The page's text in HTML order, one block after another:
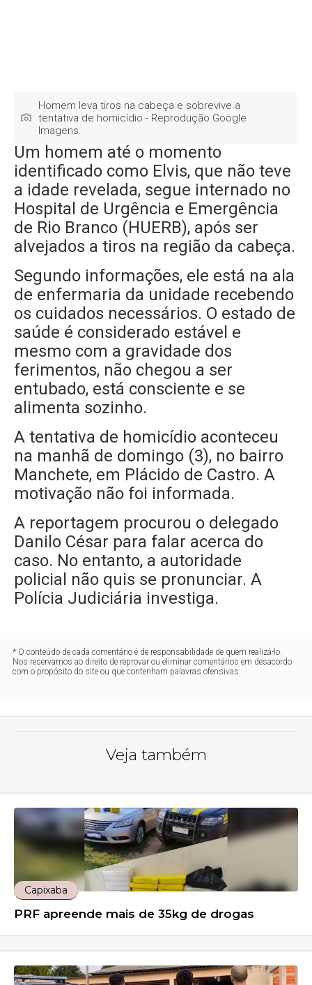
Homem leva tiros na cabeça e sobrevive a
tentativa de homicídio - Reprodução Google
Imagens.
Um homem até o momento
identificado como Elvis, que não teve
a idade revelada, segue internado no
Hospital de Urgência e Emergência
de Rio Branco (HUERB), após ser
alvejados a tiros na região da cabeça.
Segundo informações, ele está na ala
de enfermaria da unidade recebendo
os cuidados necessários. O estado de
saúde é considerado estável e
mesmo com a gravidade dos
ferimentos, não chegou a ser
entubado, está consciente e se
alimenta sozinho.
A tentativa de homicídio aconteceu
na manhã de domingo (3), no bairro
Manchete, em Plácido de Castro. A
motivação não foi informada.
A reportagem procurou o delegado
Danilo César para falar acerca do
caso. No entanto, a autoridade
policial não quis se pronunciar. A
Polícia Judiciária investiga.
* O conteúdo de cada comentário é de responsabilidade de quem realizá-lo.
Nos reservamos ao direito de reprovar ou eliminar comentários em desacordo
com o propósito do site ou que contenham palavras ofensivas.
Veja também
Capixaba
PRF apreende mais de 35kg de drogas